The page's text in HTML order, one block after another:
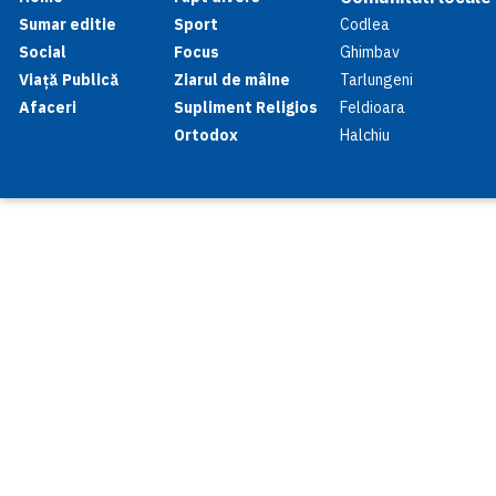
Sumar editie
Social
Viață Publică
Afaceri
Sport
Focus
Ziarul de mâine
Supliment Religios
Ortodox
Codlea
Ghimbav
Tarlungeni
Feldioara
Halchiu